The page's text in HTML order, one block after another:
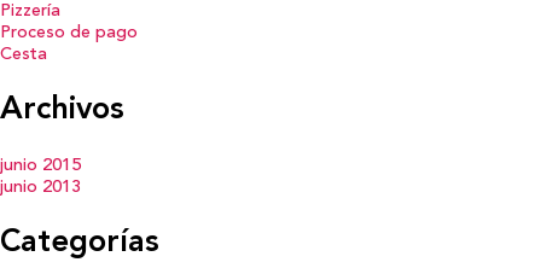
Pizzería
Proceso de pago
Cesta
Archivos
junio 2015
junio 2013
Categorías